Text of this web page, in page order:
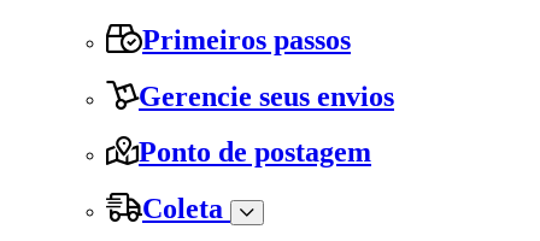
Primeiros passos
Gerencie seus envios
Ponto de postagem
Coleta